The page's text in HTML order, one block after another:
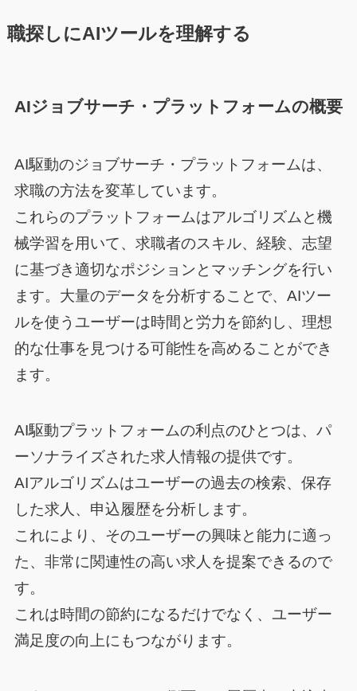
職探しにAIツールを理解する
AIジョブサーチ・プラットフォームの概要
AI駆動のジョブサーチ・プラットフォームは、
求職の方法を変革しています。
これらのプラットフォームはアルゴリズムと機
械学習を用いて、求職者のスキル、経験、志望
に基づき適切なポジションとマッチングを行い
ます。大量のデータを分析することで、AIツー
ルを使うユーザーは時間と労力を節約し、理想
的な仕事を見つける可能性を高めることができ
ます。
AI駆動プラットフォームの利点のひとつは、パ
ーソナライズされた求人情報の提供です。
AIアルゴリズムはユーザーの過去の検索、保存
した求人、申込履歴を分析します。
これにより、そのユーザーの興味と能力に適っ
た、非常に関連性の高い求人を提案できるので
す。
これは時間の節約になるだけでなく、ユーザー
満足度の向上にもつながります。